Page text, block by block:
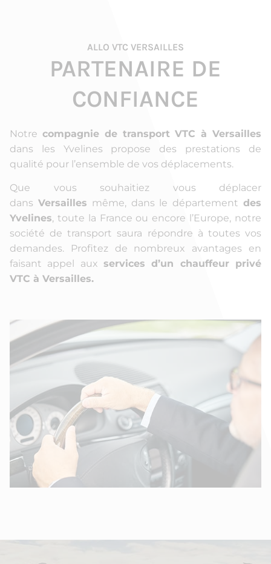
ALLO VTC VERSAILLES
PARTENAIRE DE
CONFIANCE
Notre compagnie de transport VTC à Versailles
dans les Yvelines propose des prestations de
qualité pour l’ensemble de vos déplacements.
Que vous souhaitiez vous déplacer
dans Versailles même, dans le départementdes
Yvelines, toute la France ou encore l’Europe, notre
société de transport saura répondre à toutes vos
demandes. Profitez de nombreux avantages en
faisant appel aux services d’un chauffeur privé
VTC à Versailles.